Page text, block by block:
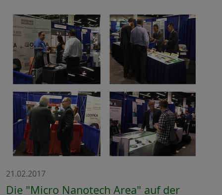
21.02.2017
Die "Micro Nanotech Area" auf der